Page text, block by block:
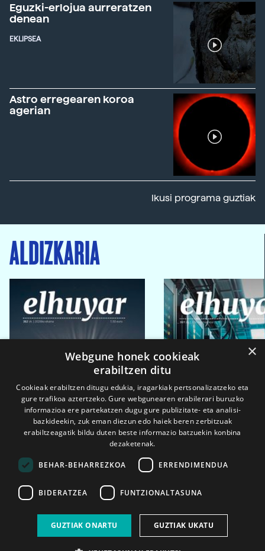
Eguzki-erlojua aurreratzen
denean
EKLIPSEA
Astro erregearen koroa
agerian
Ikusi programa guztiak
ALDIZKARIA
2026ko eka. 1a 2026ko mar. 1a
×
Webgune honek cookieak
erabiltzen ditu
Cookieak erabiltzen ditugu edukia, iragarkiak pertsonalizatzeko eta
gure trafikoa aztertzeko. Gure webgunearen erabilerari buruzko
informazioa ere partekatzen dugu gure publizitate- eta analisi-
bazkideekin, zuk eman diezun edo haiek beren zerbitzuak
erabiltzeagatik bildu duten beste informazio batzuekin konbina
dezaketenak.
BEHAR-BEHARREZKOA ERRENDIMENDUA
BIDERATZEA FUNTZIONALTASUNA
GUZTIAK ONARTU GUZTIAK UKATU